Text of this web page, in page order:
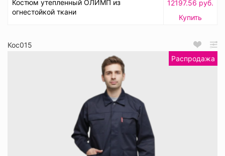
Костюм утепленный ОЛИМП из
огнестойкой ткани
12197.56 руб.
Купить
Кос015
Распродажа